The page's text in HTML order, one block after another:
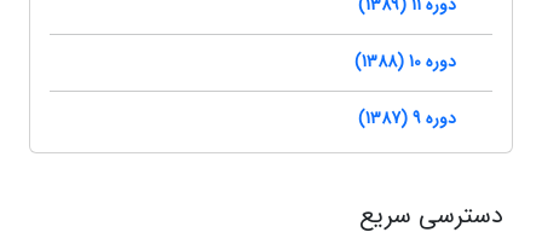
دوره 11 (1389)
دوره 10 (1388)
دوره 9 (1387)
دسترسی سریع